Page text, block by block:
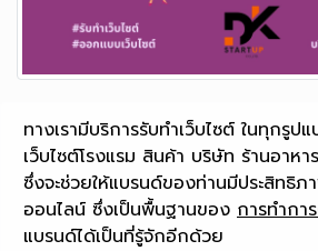
ทางเรามีบริการรับทำเว็บไซต์ ในทุกรูปแ
เว็บไซต์โรงแรม สินค้า บริษัท ร้านอาห
ซึ่งจะช่วยให้แบรนด์ของท่านมีประสิทธิ
ออนไลน์ ซึ่งเป็นพื้นฐานของ การทำกา
แบรนด์ได้เป็นที่รู้จักอีกด้วย